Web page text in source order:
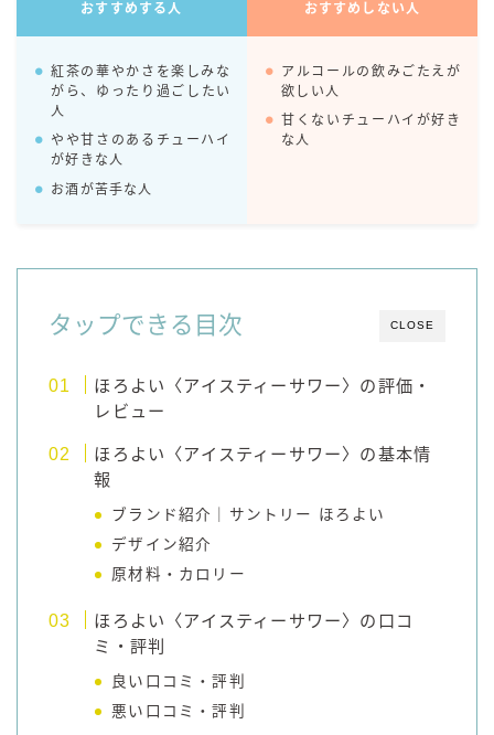
お得情報
Amazon
おすすめする人 おすすめしない人
紅茶の華やかさを楽しみな
がら、ゆったり過ごしたい
人
やや甘さのあるチューハイ
が好きな人
お酒が苦手な人
アルコールの飲みごたえが
欲しい人
甘くないチューハイが好き
な人
CLOSE
タップできる目次
ほろよい〈アイスティーサワー〉の評価・
レビュー
ほろよい〈アイスティーサワー〉の基本情
報
ブランド紹介｜サントリー ほろよい
デザイン紹介
原材料・カロリー
ほろよい〈アイスティーサワー〉の口コ
ミ・評判
良い口コミ・評判
悪い口コミ・評判